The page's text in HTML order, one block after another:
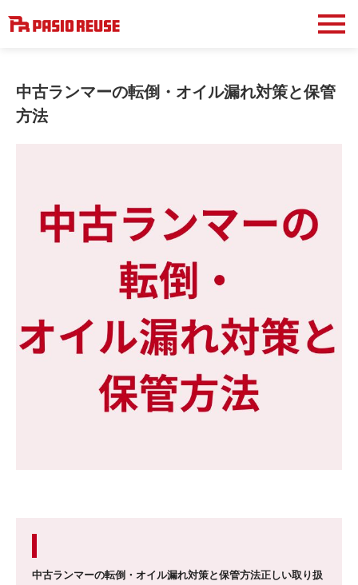
中古ランマーの転倒・オイル漏れ対策と保管
方法
中古ランマーの転倒・オイル漏れ対策と保管方法正しい取り扱